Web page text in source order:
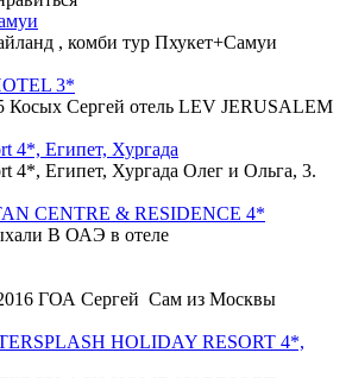
, комби тур Пхукет+Самуи
3*
Косых Сергей отель LEV JERUSALEM
4*, Египет, Хургада
4*, Египет, Хургада Олег и Ольга, 3.
CENTRE & RESIDENCE 4*
В ОАЭ в отеле
ГОА Сергей Сам из Москвы
HOLIDAY RESORT 4*,